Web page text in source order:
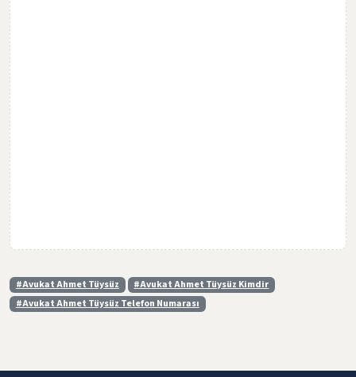
#Avukat Ahmet Tüysüz
#Avukat Ahmet Tüysüz Kimdir
#Avukat Ahmet Tüysüz Telefon Numarası